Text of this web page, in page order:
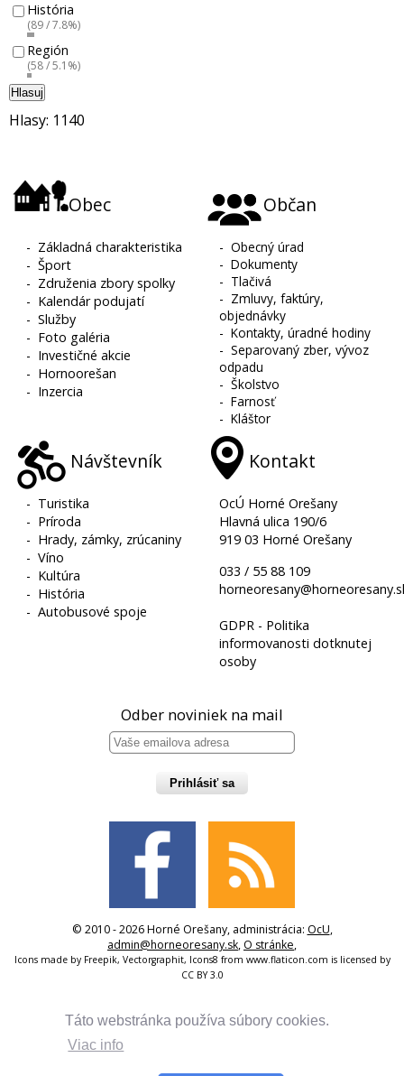
Táto webstránka používa súbory cookies.
Viac info
História
(89 / 7.8%)
Región
(58 / 5.1%)
Hlasuj
Hlasy: 1140
Obec
- Základná charakteristika
-Šport
- Združenia zbory spolky
- Kalendár podujatí
-Služby
- Foto galéria
- Investičné akcie
- Hornoorešan
- Inzercia
Občan
-Obecný úrad
-Dokumenty
- Tlačivá
- Zmluvy, faktúry,
objednávky
-Kontakty, úradné hodiny
-Separovaný zber, vývoz
odpadu
-Školstvo
-Farnosť
-Kláštor
Návštevník
- Turistika
- Príroda
- Hrady, zámky, zrúcaniny
-Víno
- Kultúra
- História
-Autobusové spoje
Kontakt
OcÚ Horné Orešany
Hlavná ulica 190/6
919 03 Horné Orešany
033 / 55 88 109
GDPR - Politika
informovanosti dotknutej
osoby
Odber noviniek na mail
Prihlásiť sa
© 2010 - 2026 Horné Orešany, administrácia: OcU,
admin@horneoresany.sk, O stránke,
Icons made by Freepik, Vectorgraphit, Icons8 from www.flaticon.com is licensed by
CC BY 3.0